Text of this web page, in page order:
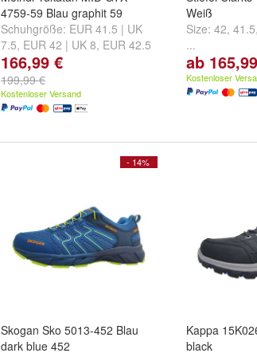
4759-59 Blau graphit 59
Schuhgröße: EUR 41.5 | UK
7.5, EUR 42 | UK 8, EUR 42.5
| UK 8.5und
166,99 €
199,99 €
Kostenloser Versand
Weiß
Size: 42, 41.5
...
ab
Kostenloser
- 14%
Skogan Sko 5013-452 Blau
dark blue 452
Kappa
black